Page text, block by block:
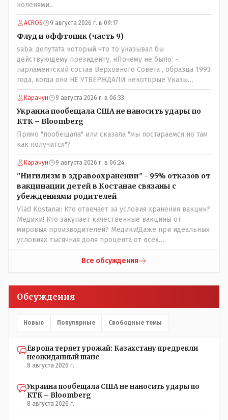
коленями..
ACROS 9 августа 2026 г. в 09:17
Флуд и оффтопик (часть 9)
saba: депутата который что то указывал бы
действующему президенту, нПочему не было: -
парламентский состав Верховного Совета , образца 1993
года, когда они НЕ УТВЕРЖДАЛИ некоторые Указы
Назарбаева, особенно в части выборов и перевыборов и
некоторых вопросах внутренней политики, и тогда
Назарбай волевым Указом РАСПУСТИЛ этот бунтарский
состав. Имя - Серикболсын Абдильдин вам знакомо -
юывший секретарь ЦК КП Казахстана , впоследствии -
депутат Верховного Совета и Мажлиса и Председатель
партии коммунстов- он в то время и после и причём
НЕОДНОКРАТНО, указывал и многократно на недостатки
Назарбая и предлагал ему самому ДОБРОВОЛЬНО уйти с
поста Президента.
Карачун 9 августа 2026 г. в 06:33
Украина пообещала США не наносить удары по
КТК – Bloomberg
Прямо "пообещала" или сказала "мы постараемся но там
как получится"?
Карачун 9 августа 2026 г. в 06:24
"Нигилизм в здравоохранении" - 95% отказов от
вакцинации детей в Костанае связаны с
убеждениями родителей
Vlad Kostanai: Кто отвечает за условия хранения вакцин?
Медики! Кто закупает качественные вакцины от
мировых производителей? Медики!Даже при идеальных
условиях тысячная доля процента от всех
прививки. Бумага нужна как защита от дол.....бов не
люди и отказываются и я в том числе своих не
прививал.Лично я вам и тем другим людям благодарен.
частотности появления в популяции соответствующих
естественный отбор.
Все обсуждения
Обсуждения
Новые Популярные Свободные темы
Европа теряет урожай: Казахстану предрекли
неожиданный шанс
8 августа 2026 г.
Украина пообещала США не наносить удары по
КТК – Bloomberg
8 августа 2026 г.